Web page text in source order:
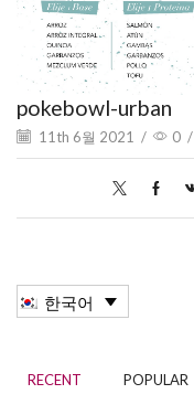
pokebowl-urban
11th 6월 2021 / 0 /
한국어
RECENT POPULAR